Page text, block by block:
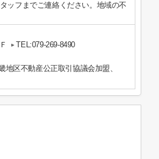
ッフまでご連絡ください。地域の不
TEL:079-269-8490
区不動産公正取引協議会加盟、